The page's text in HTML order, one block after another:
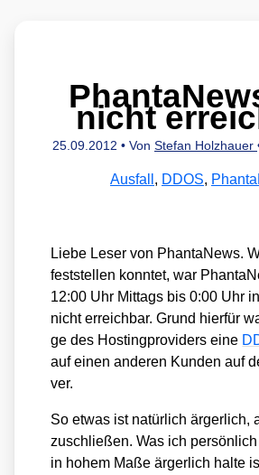
nicht
25.09.2012 • Von Stefan Holzhauer
Ausfall , DDOS,
Lie­be Leser von Phan­ta­News.
fest­stel­len konn­tet, war
12:00 Uhr Mit­tags bis 0:00 Uhr
nicht erreich­bar. Grund hier­für
ge des Hos­ting­pro­vi­ders eine
auf einen ande­ren Kun­den auf
ver.
So etwas ist natür­lich ärger­lich,
zu­schlie­ßen. Was ich
in hohem Maße ärger­lich hal­te